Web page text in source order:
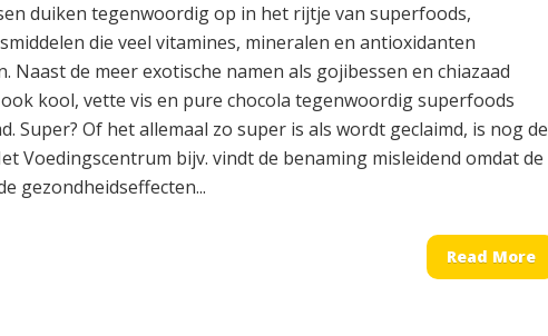
duiken tegenwoordig op in het rijtje van superfoods,
die veel vitamines, mineralen en antioxidanten
Naast de meer exotische namen als gojibessen en chiazaad
kool, vette vis en pure chocola tegenwoordig superfoods
Super? Of het allemaal zo super is als wordt geclaimd, is nog de
Voedingscentrum bijv. vindt de benaming misleidend omdat de
gezondheidseffecten...
Read More